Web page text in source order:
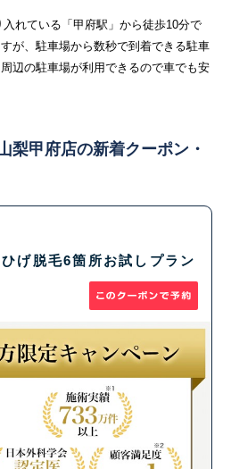
れている「甲府駅」から徒歩10分で
が、駐車場から数秒で到着できる駐車
辺の駐車場が利用できるので車でも安
梨甲府店の新着クーポン・
げ脱毛6箇所お試しプラン